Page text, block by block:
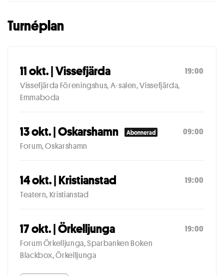
Turnéplan
11 okt. | Vissefjärda
Vissefjärda Föreningshus, A-salen, Vissefjärda,
Emmaboda
19:00
13 okt. | Oskarshamn Abonnerad
Forum, Oskarshamn
09:00
14 okt. | Kristianstad
Teatern, Kristianstad
19:00
17 okt. | Örkelljunga
Forum Örkelljunga, Sparbanken Boken
Blackbox, Örkelljunga
19:00